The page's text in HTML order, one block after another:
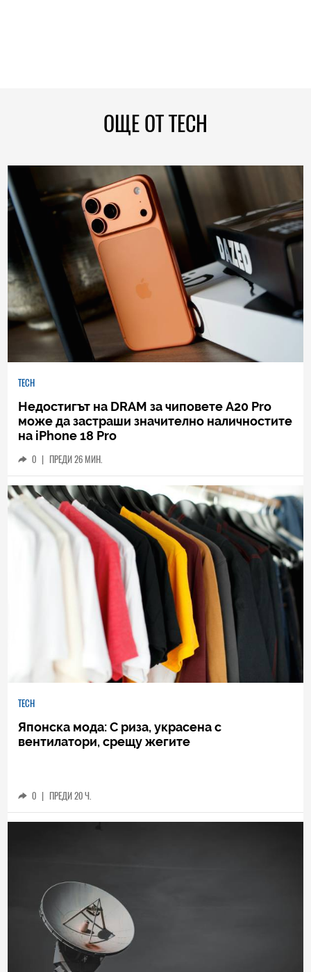
ОЩЕ ОТ TECH
TECH
Недостигът на DRAM за чиповете A20 Pro
може да застраши значително наличностите
на iPhone 18 Pro
0 | ПРЕДИ 26 МИН.
TECH
Японска мода: С риза, украсена с
вентилатори, срещу жегите
0 | ПРЕДИ 20 Ч.